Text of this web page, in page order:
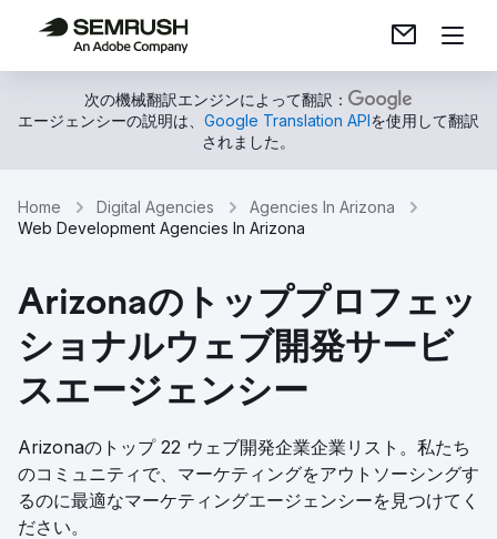
次の機械翻訳エンジンによって翻訳：
エージェンシーの説明は、 Google Translation APIを使用して翻訳
されました。
Home Digital Agencies
Agencies In Arizona
Web Development Agencies In Arizona
Arizonaのトッププロフェッ
ショナルウェブ開発サービ
スエージェンシー
Arizonaのトップ 22 ウェブ開発企業企業リスト。私たち
のコミュニティで、マーケティングをアウトソーシングす
るのに最適なマーケティングエージェンシーを見つけてく
ださい。